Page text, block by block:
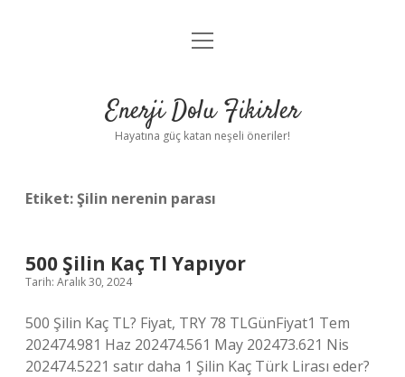
Anasayfa
Yasal Uyarı
menüyü
Enerji Dolu Fikirler
Hayatına güç katan neşeli öneriler!
Etiket:Şilin nerenin parası
500 Şilin Kaç Tl Yapıyor
Tarih: Aralık 30, 2024
500 Şilin Kaç TL? Fiyat, TRY 78 TLGünFiyat1 Tem
202474.981 Haz 202474.561 May 202473.621 Nis
202474.5221 satır daha 1 Şilin Kaç Türk Lirası eder?